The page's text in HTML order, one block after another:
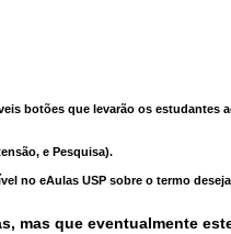
botões que levarão os estudantes
e Pesquisa).
no eAulas USP sobre o termo
mas que eventualmente